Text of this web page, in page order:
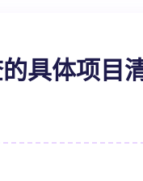
具体项目